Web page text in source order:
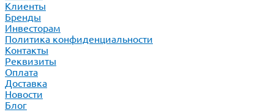
Клиенты
Бренды
Инвесторам
Политика конфиденциальности
Контакты
Реквизиты
Оплата
Доставка
Новости
Блог